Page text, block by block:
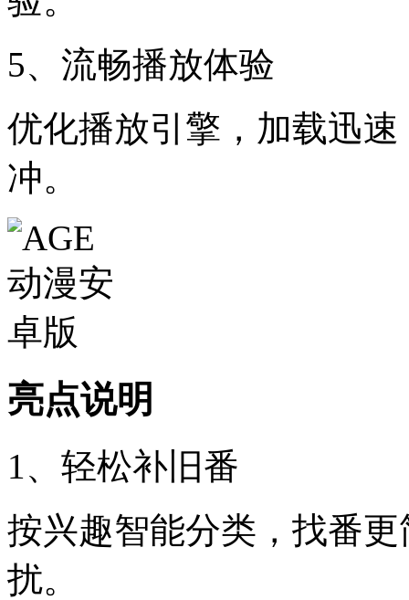
5、流畅播放体验
优化播放引擎，加载迅
冲。
亮点说明
1、轻松补旧番
按兴趣智能分类，找番
扰。